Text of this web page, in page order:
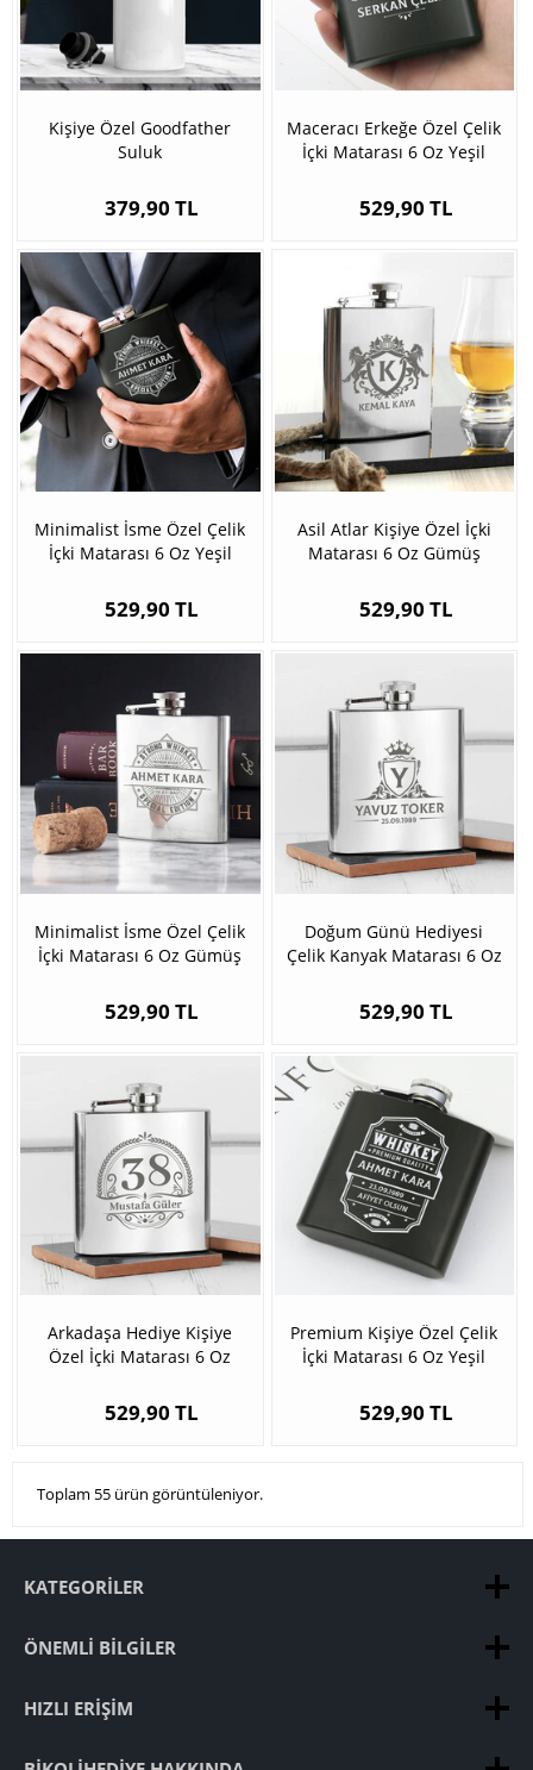
Kişiye Özel Goodfather
Suluk
379,90 TL
Maceracı Erkeğe Özel Çelik
İçki Matarası 6 Oz Yeşil
529,90 TL
Minimalist İsme Özel Çelik
İçki Matarası 6 Oz Yeşil
529,90 TL
Asil Atlar Kişiye Özel İçki
Matarası 6 Oz Gümüş
529,90 TL
Minimalist İsme Özel Çelik
İçki Matarası 6 Oz Gümüş
529,90 TL
Doğum Günü Hediyesi
Çelik Kanyak Matarası 6 Oz
529,90 TL
Arkadaşa Hediye Kişiye
Özel İçki Matarası 6 Oz
529,90 TL
Premium Kişiye Özel Çelik
İçki Matarası 6 Oz Yeşil
529,90 TL
Toplam 55 ürün görüntüleniyor.
KATEGORILER
ÖNEMLI BILGILER
HIZLI ERIŞIM